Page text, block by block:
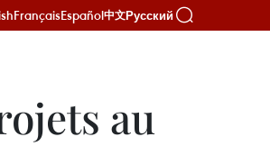
FrançaisEspañol中文Русский
au